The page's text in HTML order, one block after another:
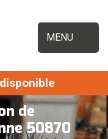
MENU
de
50870